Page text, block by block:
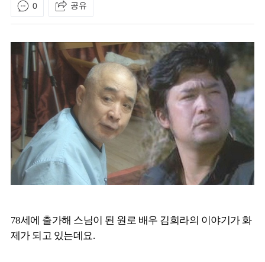
0 공유
78세에 출가해 스님이 된 원로 배우 김희라의 이야기가 화
제가 되고 있는데요.